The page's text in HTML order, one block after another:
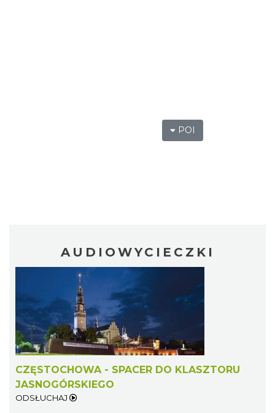
POI
AUDIOWYCIECZKI
CZĘSTOCHOWA - SPACER DO KLASZTORU
JASNOGÓRSKIEGO
ODSŁUCHAJ